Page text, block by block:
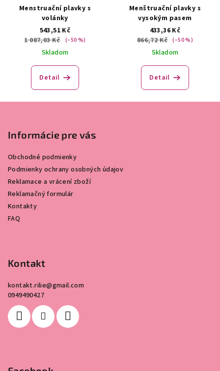
Menstruační plavky s
volánky
543,51 Kč
1 087,03 Kč
(–50 %)
Skladom
Detail
Menštruační plavky s
vysokým pasem
433,36 Kč
866,72 Kč (–50 %)
Skladom
Detail
Informácie pre vás
Obchodné podmienky
Podmienky ochrany osobných údajov
Reklamace a vrácení zboží
Reklamačný formulár
Kontakty
FAQ
Kontakt
kontakt.rilie@gmail.com
0949490427